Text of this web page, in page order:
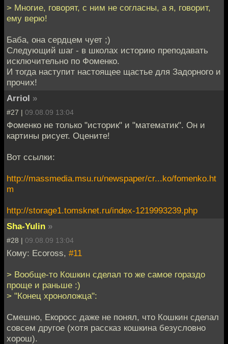
> Многие, говорят, с ним не согласны, а я, говорит,
ему верю!
Баба, она сердцем чует ;)
Следующий шаг - в школах историю преподавать
исключительно по Фоменко.
И тогда наступит настоящее щастье для Задорного и
прочих!
Arriol »
#27 | 09.08.09 13:04
Фоменко не только "историк" и "математик". Он и
картины рисует. Оцените!
Вот ссылки:
http://massmedia.msu.ru/newspaper/cr...ko/fomenko.ht
m
http://storage1.tomsknet.ru/index-1219993239.php
Sha-Yulin »
#28 | 09.08.09 13:04
Кому: Ecoross, #11
> Вообще-то Кошкин сделал то же самое гораздо
проще и раньше :)
> "Конец хроноложца":
Смешно, Екоросс даже не понял, что Кошкин сделал
совсем другое (хотя рассказ кошкина безусловно
хорош).